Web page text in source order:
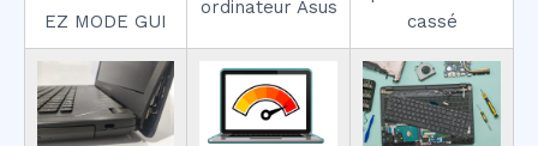
EZ MODE GUI
ordinateur Asus
cassé